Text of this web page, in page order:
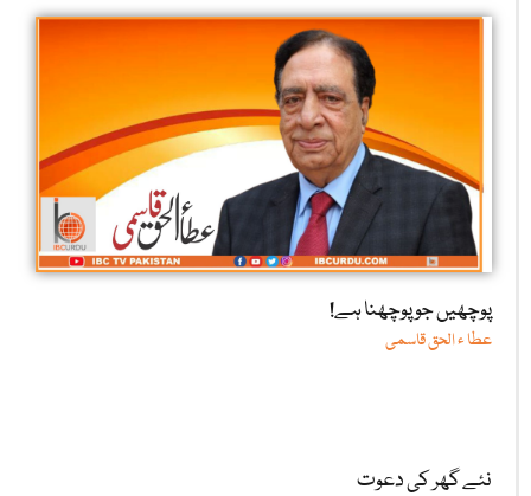
پوچھیں جو پوچھنا ہے!
عطا ء الحق قاسمی
نئے گھر کی دعوت